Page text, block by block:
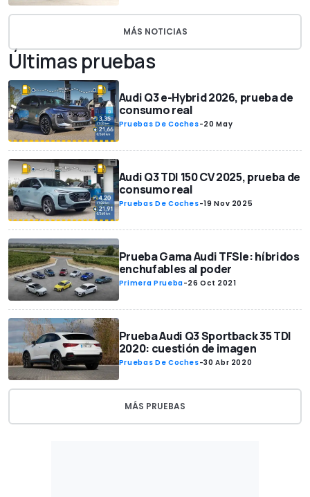
MÁS NOTICIAS
Últimas pruebas
Audi Q3 e-Hybrid 2026, prueba de
consumo real
Pruebas De Coches-20 May
Audi Q3 TDI 150 CV 2025, prueba de
consumo real
Pruebas De Coches-19 Nov 2025
Prueba Gama Audi TFSIe: híbridos
enchufables al poder
Primera Prueba-26 Oct 2021
Prueba Audi Q3 Sportback 35 TDI
2020: cuestión de imagen
Pruebas De Coches-30 Abr 2020
MÁS PRUEBAS